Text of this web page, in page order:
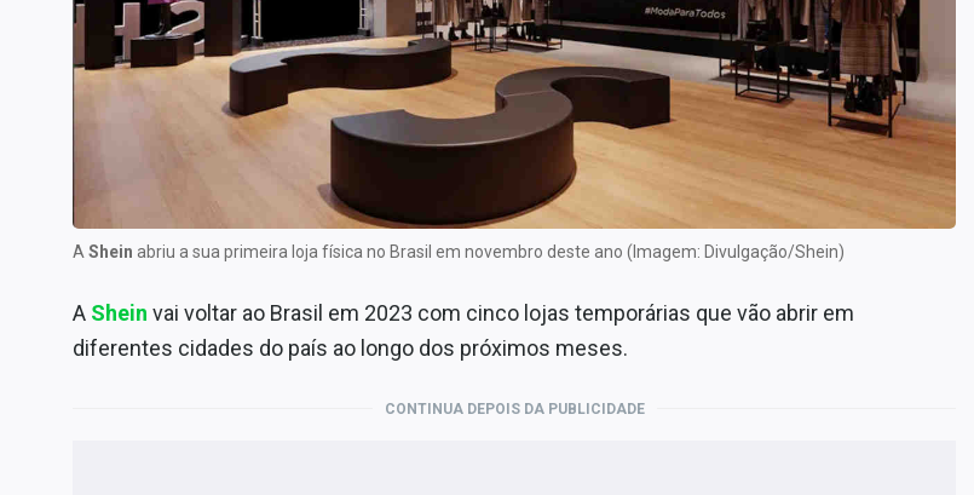
Especiais
Internacional
Contato
A Shein abriu a sua primeira loja física no Brasil em novembro deste ano (Imagem: Divulgação/Shein)
A Shein vai voltar ao Brasil em 2023 com cinco lojas temporárias que vão abrir em
diferentes cidades do país ao longo dos próximos meses.
CONTINUA DEPOIS DA PUBLICIDADE